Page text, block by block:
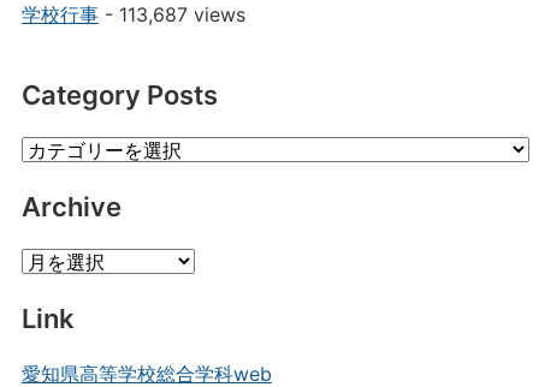
学校行事- 113,687 views
Category Posts
Category
Archive
Archive
Link
愛知県高等学校総合学科web